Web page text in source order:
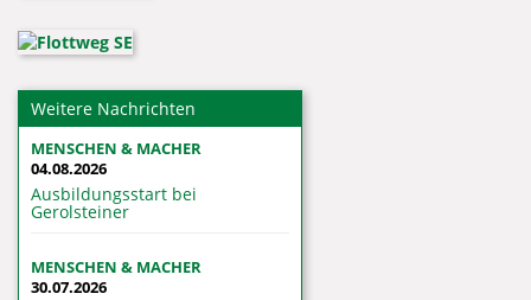
Weitere Nachrichten
MENSCHEN & MACHER
04.08.2026
Ausbildungsstart bei
Gerolsteiner
MENSCHEN & MACHER
30.07.2026